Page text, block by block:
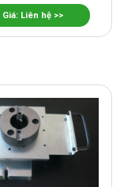
Giá: Liên hệ >>